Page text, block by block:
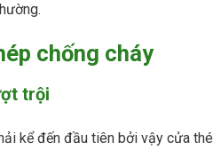
chống cháy
trội
kể đến đầu tiên bởi vậy cửa